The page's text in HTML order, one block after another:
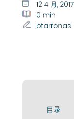
12 4 月, 2017
0 min
btarronas
目录